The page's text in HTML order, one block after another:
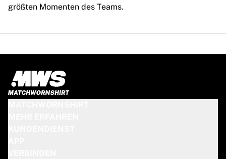
größten Momenten des Teams.